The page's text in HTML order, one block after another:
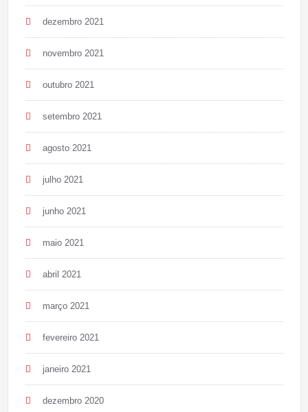
dezembro 2021
novembro 2021
outubro 2021
setembro 2021
agosto 2021
julho 2021
junho 2021
maio 2021
abril 2021
março 2021
fevereiro 2021
janeiro 2021
dezembro 2020